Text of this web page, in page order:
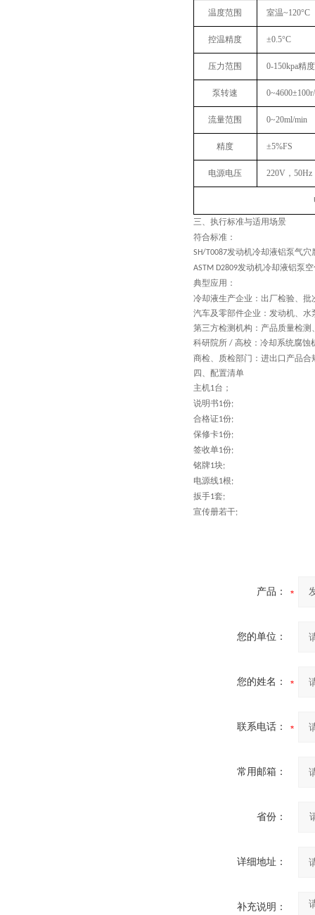
温度范围 室温~120°C
控温精度 ±0.5°C
压力范围 0-150kpa精
泵转速
流量范围 0~20ml/min
精度 ±5%FS
电源电压 220V，50Hz
三、 执行标准与适用场景
符合标准：
SH/T0087发动机冷却液铝泵气穴
ASTM D2809发动机冷却液铝泵
典型应用 ：
冷却液生产企业：出厂检验、批
汽车及零部件企业：发动机、
第三方检测机构：产品质量检测
科研院所 / 高校：冷却系统腐蚀
商检、质检部门：进出口产品
四、配置清单
主机1台；
说明书1份;
合格证1份;
保修卡1份;
签收单1份;
铭牌1块;
电源线1根;
扳手1套;
宣传册若干;
产品：
您的单位：
您的姓名：
联系电话：
常用邮箱：
省份：
详细地址：
补充说明：